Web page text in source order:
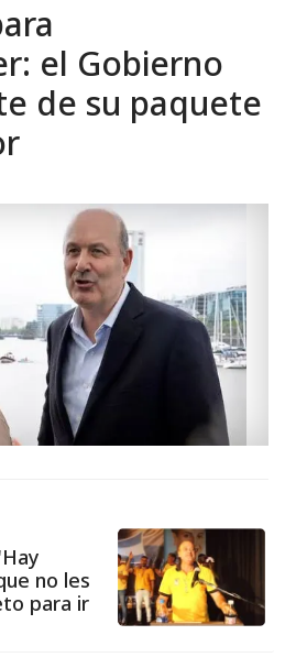
el Gobierno
de su paquete
no les
para ir